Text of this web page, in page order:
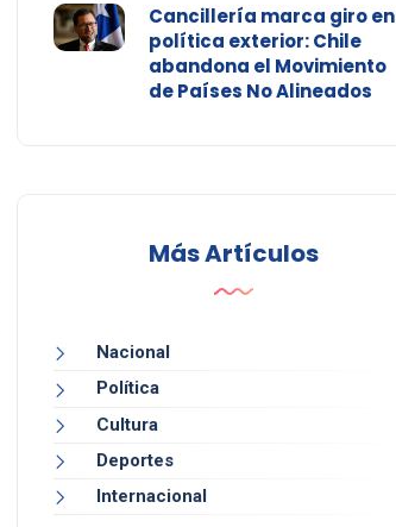
Cancillería marca giro en
política exterior: Chile
abandona el Movimiento
de Países No Alineados
Más Artículos
Nacional
Política
Cultura
Deportes
Internacional